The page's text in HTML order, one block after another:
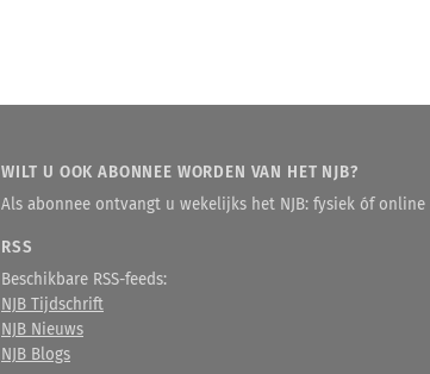
WILT U OOK ABONNEE WORDEN VAN HET NJB?
Als abonnee ontvangt u wekelijks het NJB: fysiek óf online
RSS
Beschikbare RSS-feeds:
NJB Tijdschrift
NJB Nieuws
NJB Blogs